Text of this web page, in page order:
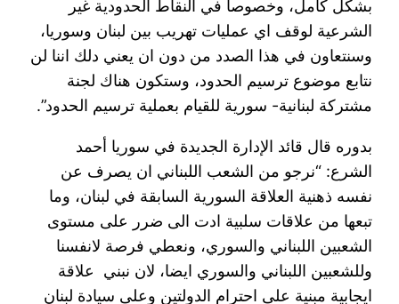
بشكل كامل، وخصوصا في النقاط الحدودية غير
الشرعية لوقف اي عمليات تهريب بين لبنان وسوريا،
وسنتعاون في هذا الصدد من دون ان يعني دلك اننا لن
نتابع موضوع ترسيم الحدود، وستكون هناك لجنة
مشتركة لبنانية- سورية للقيام بعملية ترسيم الحدود”.
بدوره قال قائد الإدارة الجديدة في سوريا أحمد
الشرع: “نرجو من الشعب اللبناني ان يصرف عن
نفسه ذهنية العلاقة السورية السابقة في لبنان، وما
تبعها من علاقات سلبية ادت الى ضرر على مستوى
الشعبين اللبناني والسوري، ونعطي فرصة لانفسنا
وللشعبين اللبناني والسوري ايضا، لان نبني علاقة
ايجابية مبنية على احترام الدولتين وعلى سيادة لبنان